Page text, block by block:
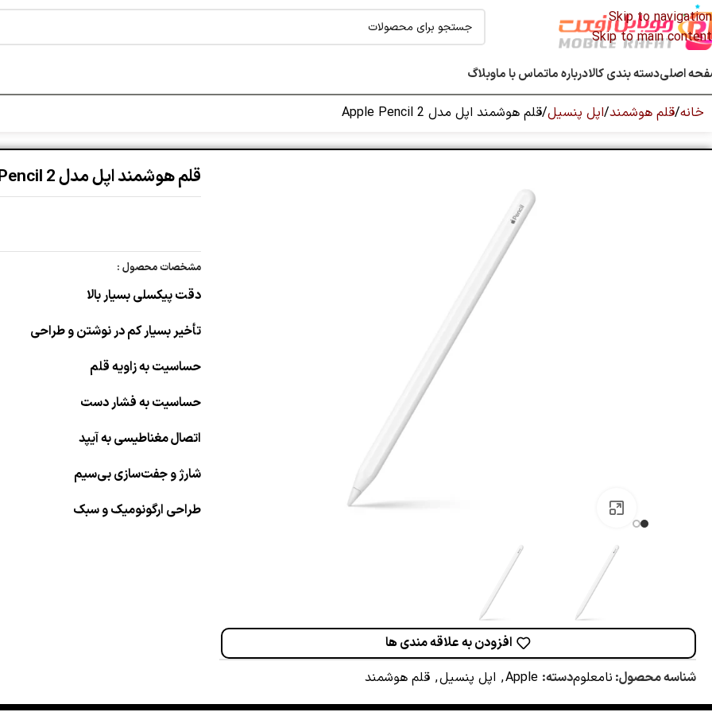
Skip to navigation
Skip to main content
اصلیدسته بندی کالادرباره ماتماس با ماوبلاگ
خانه قلم هوشمند اپل پنسیل قلم هوشمند اپل مدل Apple Pencil 2
افزودن به علاقه مندی ها
شناسه محصول: نامعلومدسته: Apple
, اپل پنسیل, قلم هوشمند
قلم هوشمند اپل مدل Apple Pencil 2
مشخصات محصول :
دقت پیکسلی بسیار بالا
تأخیر بسیار کم در نوشتن و طراحی
حساسیت به زاویه قلم
حساسیت به فشار دست
اتصال مغناطیسی به آیپد
شارژ و جفت‌سازی بی‌سیم
طراحی ارگونومیک و سبک